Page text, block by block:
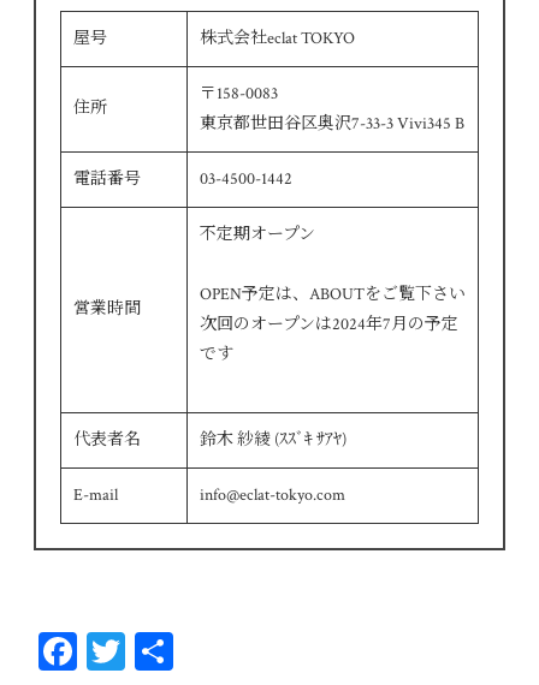
屋号 株式会社eclat TOKYO
住所
〒158-0083
東京都世田谷区奥沢7-33-3 Vivi345 B
電話番号 03-4500-1442
営業時間
不定期オープン
OPEN予定は、ABOUTをご覧下さい
次回のオープンは2024年7月の予定
です
代表者名 鈴木 紗綾 (ｽｽﾞｷ ｻｱﾔ)
E-mail info@eclat-tokyo.com
Fa T